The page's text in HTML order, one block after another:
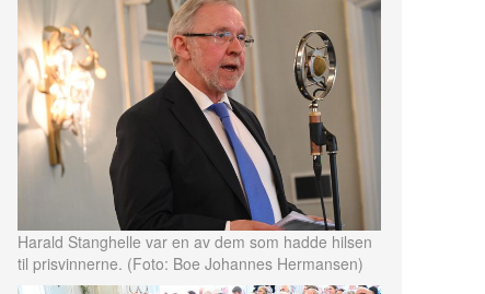
Harald Stanghelle var en av dem som hadde hilsen
til prisvinnerne. (Foto: Boe Johannes Hermansen)